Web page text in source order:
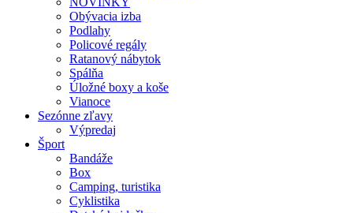
Obývacia izba
Podlahy
Policové regály
Ratanový nábytok
Spálňa
Úložné boxy a koše
Vianoce
Sezónne zľavy
Výpredaj
Šport
Bandáže
Box
Camping, turistika
Cyklistika